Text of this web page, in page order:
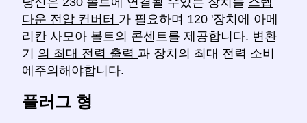
다운 전압 컨버터 가 필요하며 120 '장치에 아메
리칸 사모아 볼트의 콘센트를 제공합니다. 변환
기 의 최대 전력 출력 과 장치의 최대 전력 소비
에주의해야합니다.
플러그 형